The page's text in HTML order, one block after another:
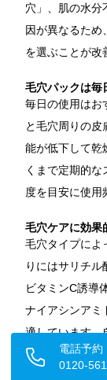
穴」、肌の水分
因が異なるため
を選ぶことが改
毛穴パックは毎
毎日の使用はお
と毛穴周りの
能が低下して乾
くまで定期的
度を目安に使用
毛穴ケアに効果
毛穴タイプによ
りにはサリチル
ビタミンC誘導
ナイアシンアミ
適しています。
が重要です。
電話予約
0120-